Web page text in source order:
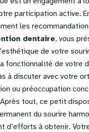
participation active.
les
dentaire, vous
de votre
fonctionnalité de votre
à discuter avec votre
ou préoccupation
tout, ce petit
du sourire
d’efforts à obtenir.